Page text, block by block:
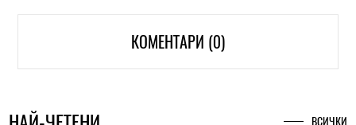
КОМЕНТАРИ (0)
ВСИЧКИ